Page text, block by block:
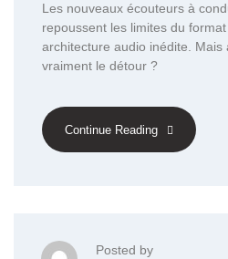
Les nouveaux écouteurs à
repoussent les limites du
architecture audio inédite. Mais
vraiment le détour ?
Continue Reading
Posted by